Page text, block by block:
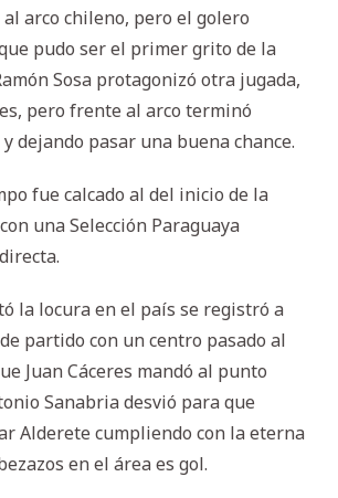
arco chileno, pero el golero
pudo ser el primer grito de la
Sosa protagonizó otra jugada,
pero frente al arco terminó
dejando pasar una buena chance.
fue calcado al del inicio de la
una Selección Paraguaya
la locura en el país se registró a
partido con un centro pasado al
Juan Cáceres mandó al punto
Sanabria desvió para que
Alderete cumpliendo con la eterna
en el área es gol.